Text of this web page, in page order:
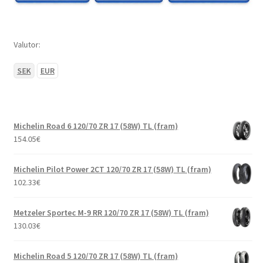
Valutor:
SEK EUR
Michelin Road 6 120/70 ZR 17 (58W) TL (fram)
154.05€
Michelin Pilot Power 2CT 120/70 ZR 17 (58W) TL (fram)
102.33€
Metzeler Sportec M-9 RR 120/70 ZR 17 (58W) TL (fram)
130.03€
Michelin Road 5 120/70 ZR 17 (58W) TL (fram)